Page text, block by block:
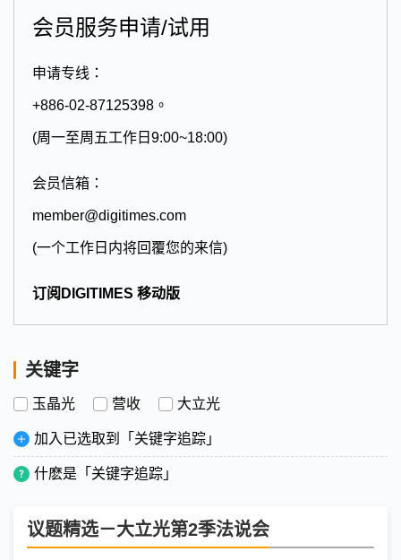
会员服务申请/试用
申请专线：
+886-02-87125398。
(周一至周五工作日9:00~18:00)
会员信箱：
member@digitimes.com
(一个工作日内将回覆您的来信)
订阅DIGITIMES 移动版
关键字
玉晶光 营收 大立光
加入已选取到「关键字追踪」
什麽是「关键字追踪」
议题精选－大立光第2季法说会